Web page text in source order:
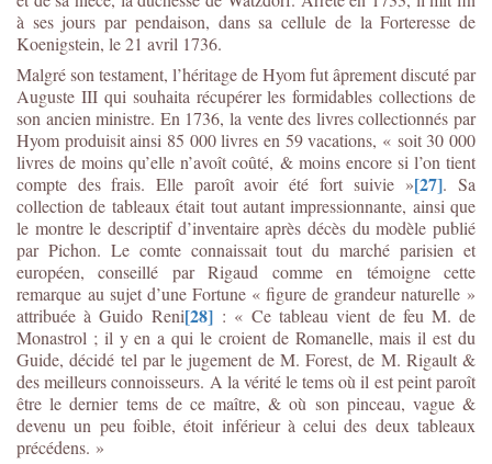
à ses jours par pendaison, dans sa cellule de la Forteresse de
Koenigstein, le 21 avril 1736.
Malgré son testament, l’héritage de Hyom fut âprement discuté par
Auguste III qui souhaita récupérer les formidables collections de
son ancien ministre. En 1736, la vente des livres collectionnés par
Hyom produisit ainsi 85 000 livres en 59 vacations, « soit 30 000
livres de moins qu’elle n’avoît coûté, & moins encore si l’on tient
compte des frais. Elle paroît avoir été fort suivie »[27]. Sa
collection de tableaux était tout autant impressionnante, ainsi que
le montre le descriptif d’inventaire après décès du modèle publié
par Pichon. Le comte connaissait tout du marché parisien et
européen, conseillé par Rigaud comme en témoigne cette
remarque au sujet d’une Fortune « figure de grandeur naturelle »
attribuée à Guido Reni[28]: « Ce tableau vient de feu M. de
Monastrol ; il y en a qui le croient de Romanelle, mais il est du
Guide, décidé tel par le jugement de M. Forest, de M. Rigault &
des meilleurs connoisseurs. A la vérité le tems où il est peint paroît
être le dernier tems de ce maître, & où son pinceau, vague &
devenu un peu foible, étoit inférieur à celui des deux tableaux
précédens. »